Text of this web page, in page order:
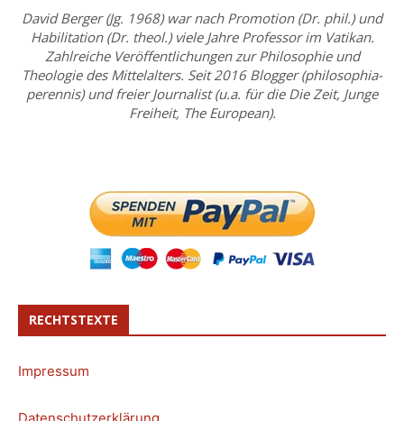
David Berger (Jg. 1968) war nach Promotion (Dr. phil.) und
Habilitation (Dr. theol.) viele Jahre Professor im Vatikan.
Zahlreiche Veröffentlichungen zur Philosophie und
Theologie des Mittelalters. Seit 2016 Blogger (philosophia-
perennis) und freier Journalist (u.a. für die Die Zeit, Junge
Freiheit, The European).
RECHTSTEXTE
Impressum